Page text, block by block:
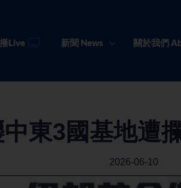
Live 新聞 News 關於我們
東3國基地遭
2026-06-10